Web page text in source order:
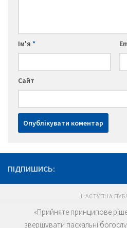
Ім'я *
Сайт
ПІДПИШИСЬ:
НАСТУПНА
«Прийняте принципове
звершувати пасхальні